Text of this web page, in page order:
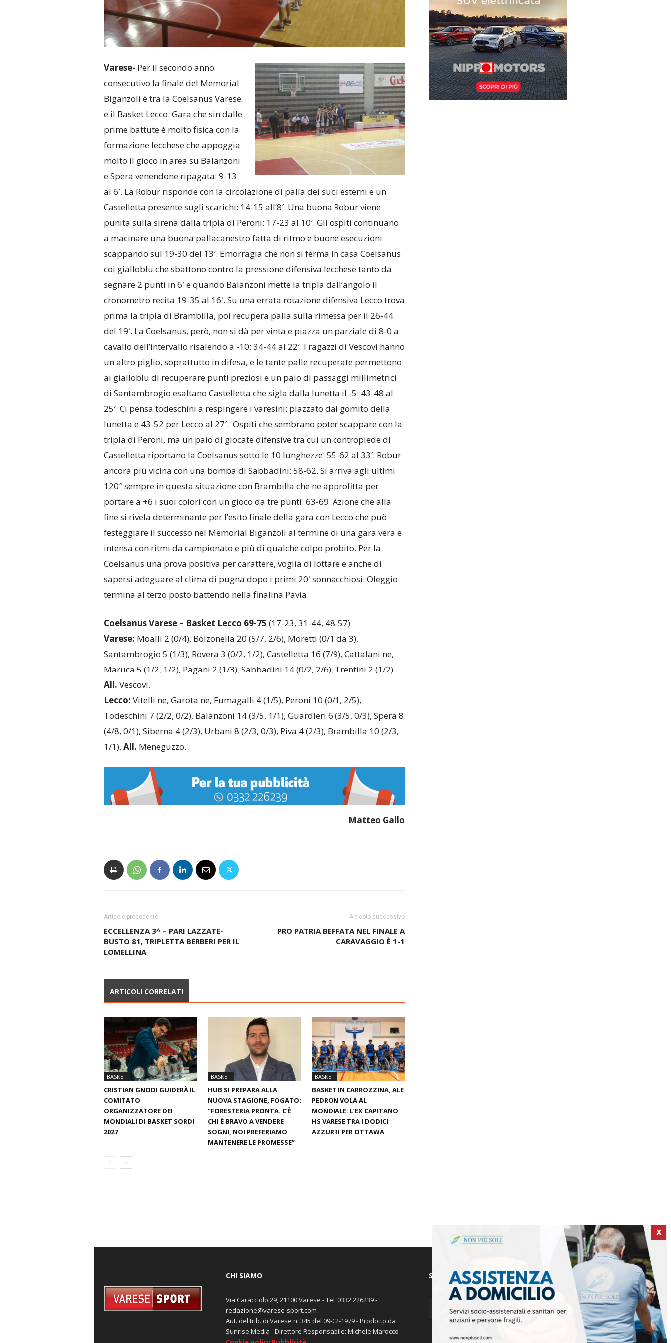
Varese- Per il secondo anno
consecutivo la finale del Memorial
Biganzoli è tra la Coelsanus Varese
e il Basket Lecco. Gara che sin dalle
prime battute è molto fisica con la
formazione lecchese che appoggia
molto il gioco in area su Balanzoni
e Spera venendone ripagata: 9-13
al 6′. La Robur risponde con la circolazione di palla dei suoi esterni e un
Castelletta presente sugli scarichi: 14-15 all’8′. Una buona Robur viene
punita sulla sirena dalla tripla di Peroni: 17-23 al 10′. Gli ospiti continuano
a macinare una buona pallacanestro fatta di ritmo e buone esecuzioni
scappando sul 19-30 del 13′. Emorragia che non si ferma in casa Coelsanus
coi gialloblu che sbattono contro la pressione difensiva lecchese tanto da
segnare 2 punti in 6′ e quando Balanzoni mette la tripla dall’angolo il
cronometro recita 19-35 al 16′. Su una errata rotazione difensiva Lecco trova
prima la tripla di Brambilla, poi recupera palla sulla rimessa per il 26-44
del 19′. La Coelsanus, però, non si dà per vinta e piazza un parziale di 8-0 a
cavallo dell’intervallo risalendo a -10: 34-44 al 22′. I ragazzi di Vescovi hanno
un altro piglio, soprattutto in difesa, e le tante palle recuperate permettono
ai gialloblu di recuperare punti preziosi e un paio di passaggi millimetrici
di Santambrogio esaltano Castelletta che sigla dalla lunetta il -5: 43-48 al
25′. Ci pensa todeschini a respingere i varesini: piazzato dal gomito della
lunetta e 43-52 per Lecco al 27′. Ospiti che sembrano poter scappare con la
tripla di Peroni, ma un paio di giocate difensive tra cui un contropiede di
Castelletta riportano la Coelsanus sotto le 10 lunghezze: 55-62 al 33′. Robur
ancora più vicina con una bomba di Sabbadini: 58-62. Si arriva agli ultimi
120″ sempre in questa situazione con Brambilla che ne approfitta per
portare a +6 i suoi colori con un gioco da tre punti: 63-69. Azione che alla
fine si rivela determinante per l’esito finale della gara con Lecco che può
festeggiare il successo nel Memorial Biganzoli al termine di una gara vera e
intensa con ritmi da campionato e più di qualche colpo probito. Per la
Coelsanus una prova positiva per carattere, voglia di lottare e anche di
sapersi adeguare al clima di pugna dopo i primi 20′ sonnacchiosi. Oleggio
termina al terzo posto battendo nella finalina Pavia.
Coelsanus Varese – Basket Lecco 69-75 (17-23, 31-44, 48-57)
Varese: Moalli 2 (0/4), Bolzonella 20 (5/7, 2/6), Moretti (0/1 da 3),
Santambrogio 5 (1/3), Rovera 3 (0/2, 1/2), Castelletta 16 (7/9), Cattalani ne,
Maruca 5 (1/2, 1/2), Pagani 2 (1/3), Sabbadini 14 (0/2, 2/6), Trentini 2 (1/2).
All. Vescovi.
Lecco: Vitelli ne, Garota ne, Fumagalli 4 (1/5), Peroni 10 (0/1, 2/5),
Todeschini 7 (2/2, 0/2), Balanzoni 14 (3/5, 1/1), Guardieri 6 (3/5, 0/3), Spera 8
(4/8, 0/1), Siberna 4 (2/3), Urbani 8 (2/3, 0/3), Piva 4 (2/3), Brambilla 10 (2/3,
1/1). All. Meneguzzo.
Matteo Gallo
Articolo precedente
ECCELLENZA 3^ – PARI LAZZATE-
BUSTO 81, TRIPLETTA BERBERI PER IL
LOMELLINA
Articolo successivo
PRO PATRIA BEFFATA NEL FINALE A
CARAVAGGIO È 1-1
ARTICOLI CORRELATI
BASKET
CRISTIAN GNODI GUIDERÀ IL
COMITATO
ORGANIZZATORE DEI
MONDIALI DI BASKET SORDI
2027
BASKET
HUB SI PREPARA ALLA
NUOVA STAGIONE, FOGATO:
“FORESTERIA PRONTA. C’È
CHI È BRAVO A VENDERE
SOGNI, NOI PREFERIAMO
MANTENERE LE PROMESSE”
BASKET
BASKET IN CARROZZINA, ALE
PEDRON VOLA AL
MONDIALE: L’EX CAPITANO
HS VARESE TRA I DODICI
AZZURRI PER OTTAWA
X
CHI SIAMO
Via Caracciolo 29, 21100 Varese - Tel. 0332 226239 -
redazione@varese-sport.com
Aut. del trib. di Varese n. 345 del 09-02-1979 - Prodotto da
Sunrise Media - Direttore Responsabile: Michele Marocco -
SEGUICI